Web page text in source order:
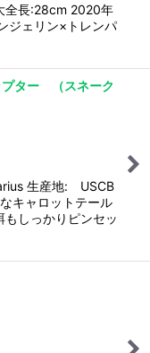
全長:28cm 2020年
ジェリン×トレンパ
プター （スネーク
生産地: USCB
キャロットテール
しっかりピンセッ